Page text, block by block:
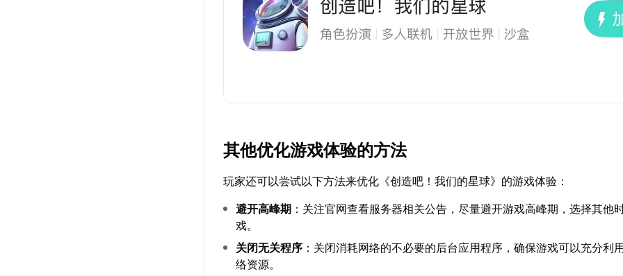
其他优化游戏体验的方法
玩家还可以尝试以下方法来优化《创造吧！我们的星球》的游戏体验：
避开高峰期 ：关注官网查看服务器相关公告，尽量避开游戏高峰期，选择其他
戏。
关闭无关程序 ：关闭消耗网络的不必要的后台应用程序，确保游戏可以充分利
络资源。